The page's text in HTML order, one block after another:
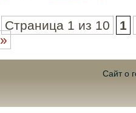
Страница 1 из 10
1
»
Сайт о